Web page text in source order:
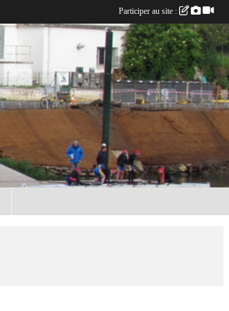
Participer au site :